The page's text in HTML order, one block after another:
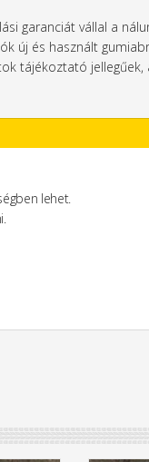
garanciát vállal a
új és használt
tájékoztató
lehet.